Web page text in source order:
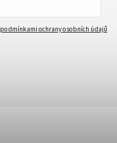
podmínkami ochrany osobních údajů